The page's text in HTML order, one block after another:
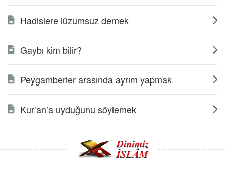
Hadislere lüzumsuz demek
Gaybı kim bilir?
Peygamberler arasında ayrım yapmak
Kur’an’a uyduğunu söylemek